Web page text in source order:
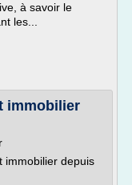
à savoir le
les...
immobilier
immobilier depuis